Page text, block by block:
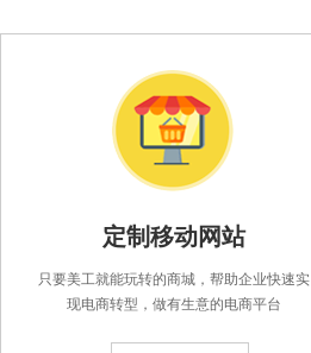
成都手机网站建
设
定制移动网站
只要美工就能玩转的商城，帮助企业快速实
现电商转型，做有生意的电商平台